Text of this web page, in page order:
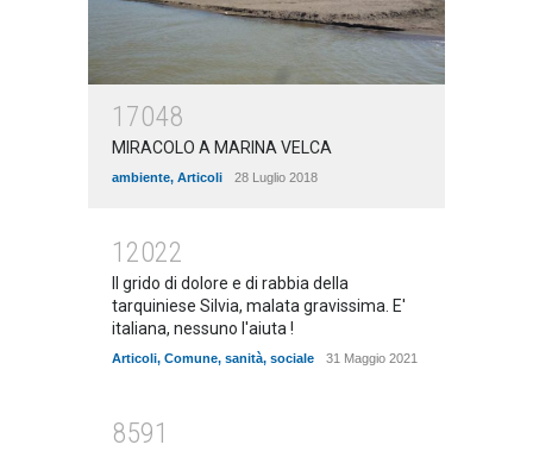
17048
MIRACOLO A MARINA VELCA
ambiente, Articoli 28 Luglio 2018
12022
Il grido di dolore e di rabbia della
tarquiniese Silvia, malata gravissima. E'
italiana, nessuno l'aiuta !
Articoli, Comune, sanità, sociale 31 Maggio 2021
8591